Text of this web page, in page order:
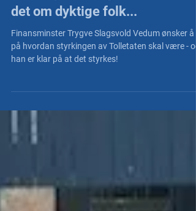
– ...til sjuende og sist handler
det om dyktige folk...
på hvordan styrkingen av Tolletaten skal være - og
han er klar på at det styrkes!